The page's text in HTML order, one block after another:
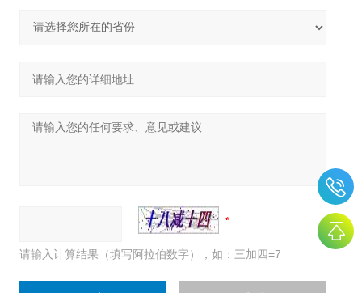
请输入计算结果（填写阿拉伯数字），如：三加四=7